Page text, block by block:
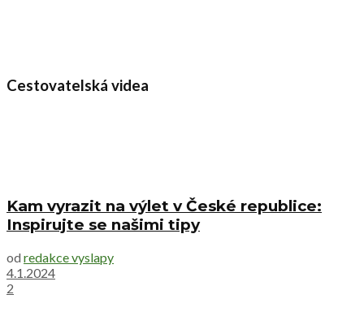
Cestovatelská videa
Kam vyrazit na výlet v České republice:
Inspirujte se našimi tipy
od redakce vyslapy
4.1.2024
2